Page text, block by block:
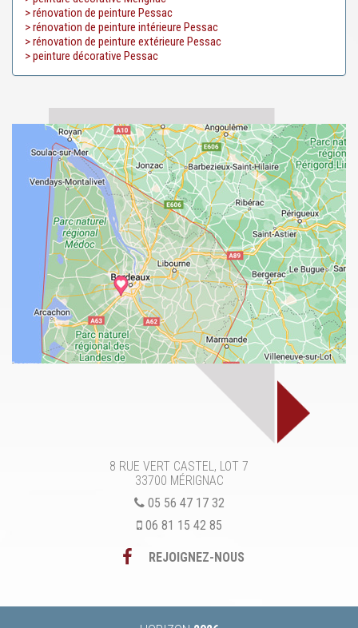
> rénovation de peinture Pessac
> rénovation de peinture intérieure Pessac
> rénovation de peinture extérieure Pessac
> peinture décorative Pessac
8 RUE VERT CASTEL, LOT 7
33700 MÉRIGNAC
05 56 47 17 32
06 81 15 42 85
REJOIGNEZ-NOUS